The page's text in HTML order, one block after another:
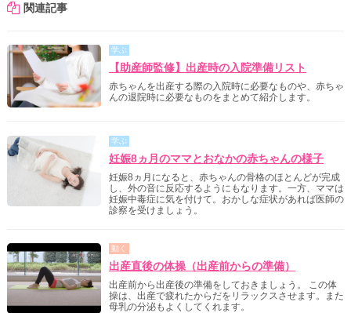
関連記事
学ぶ
【助産師監修】出産時の入院準備リスト
赤ちゃんを出産する際の入院時に必要なものや、赤ちゃ
んの退院時に必要なものをまとめて紹介します。
学ぶ
妊娠8ヵ月のママとおなかの赤ちゃんの様子
妊娠8ヵ月になると、赤ちゃんの骨格のほとんどが完成
し、外の音に反応するようにもなります。一方、ママは
妊娠中毒症に気を付けて。おかしな症状があれば医師の
診察を受けましょう。
動く
出産直後の体操（出産前からの準備）
出産前から出産後の準備をしておきましょう。 この体
操は、出産で疲れたからだをリラックスさせます。また
母乳の分泌もよくしてくれます。